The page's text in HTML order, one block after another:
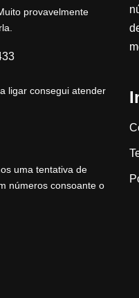
provavelmente
ligar consegui atender
uma tentativa de
números consoante o